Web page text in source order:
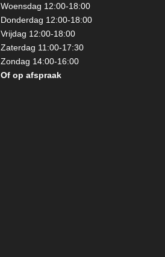
Woensdag 12:00-18:00
Donderdag 12:00-18:00
Vrijdag 12:00-18:00
Zaterdag 11:00-17:30
Zondag 14:00-16:00
Of op afspraak